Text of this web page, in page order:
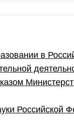
в
Российской